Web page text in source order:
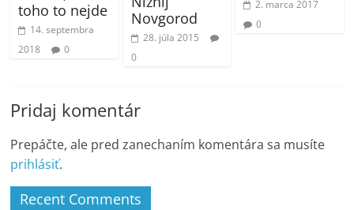
toho to nejde
14. septembra
2018
0
Novgorod
28. júla 2015
0
2. marca 2017
0
Pridaj komentár
Prepáčte, ale pred zanechaním komentára sa musíte
prihlásiť.
Recent Comments